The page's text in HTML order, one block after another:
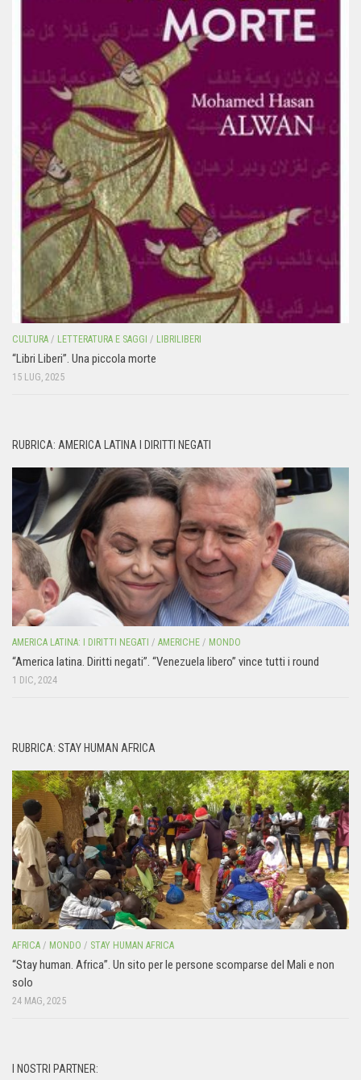
CULTURA / LETTERATURA E SAGGI / LIBRILIBERI
“Libri Liberi”. Una piccola morte
15 LUG, 2025
RUBRICA: AMERICA LATINA I DIRITTI NEGATI
AMERICA LATINA: I DIRITTI NEGATI / AMERICHE / MONDO
“America latina. Diritti negati”. “Venezuela libero” vince tutti i round
1 DIC, 2024
RUBRICA: STAY HUMAN AFRICA
AFRICA / MONDO / STAY HUMAN AFRICA
“Stay human. Africa”. Un sito per le persone scomparse del Mali e non
solo
24 MAG, 2025
I NOSTRI PARTNER: